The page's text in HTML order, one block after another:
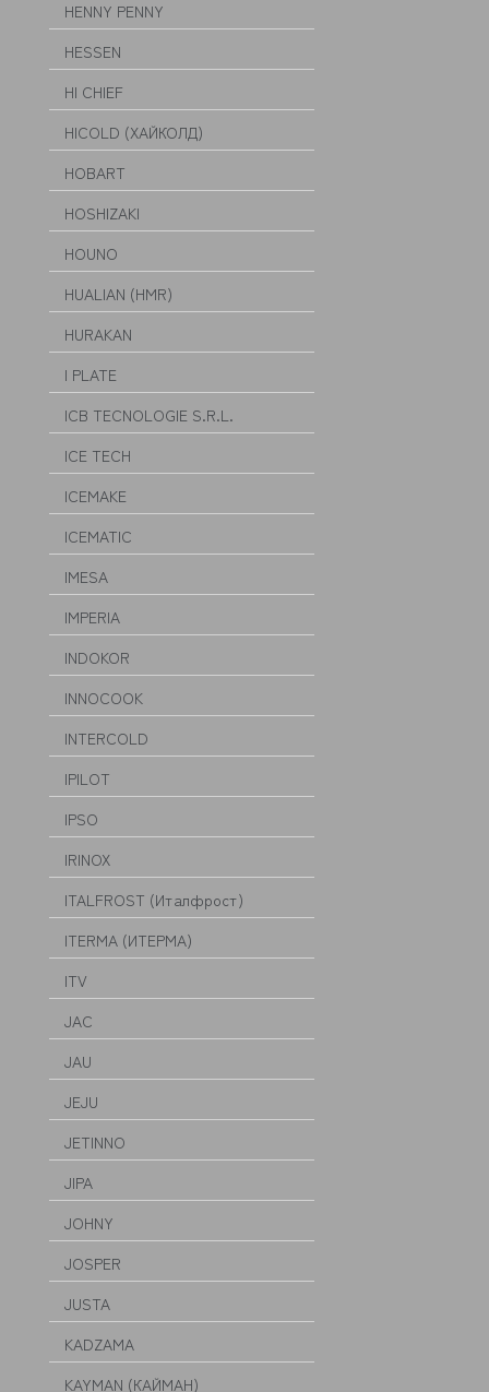
HENNY PENNY
HESSEN
HI CHIEF
HICOLD (ХАЙКОЛД)
HOBART
HOSHIZAKI
HOUNO
HUALIAN (HMR)
HURAKAN
I PLATE
ICB TECNOLOGIE S.R.L.
ICE TECH
ICEMAKE
ICEMATIC
IMESA
IMPERIA
INDOKOR
INNOCOOK
INTERCOLD
IPILOT
IPSO
IRINOX
ITALFROST (Италфрост)
ITERMA (ИТЕРМА)
ITV
JAC
JAU
JEJU
JETINNO
JIPA
JOHNY
JOSPER
JUSTA
KADZAMA
KAYMAN (КАЙМАН)